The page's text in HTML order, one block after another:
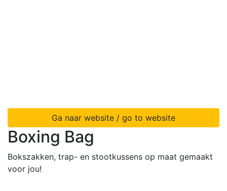
Ga naar website / go to website
Boxing Bag
Bokszakken, trap- en stootkussens op maat gemaakt
voor jou!